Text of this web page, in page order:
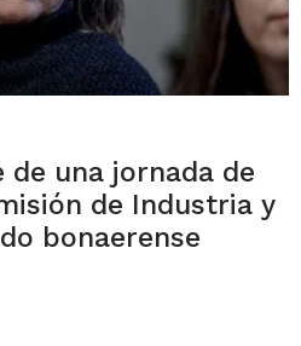
de una jornada de
de Industria y
bonaerense